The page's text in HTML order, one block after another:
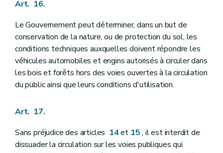
Art. 16.
Le Gouvernement peut déterminer, dans un but de
conservation de la nature, ou de protection du sol, les
conditions techniques auxquelles doivent répondre les
véhicules automobiles et engins autorisés à circuler dans
les bois et forêts hors des voies ouvertes à la circulation
du public ainsi que leurs conditions d'utilisation.
Art. 17.
Sans préjudice des articles 14et 15, il est interdit de
dissuader la circulation sur les voies publiques qui